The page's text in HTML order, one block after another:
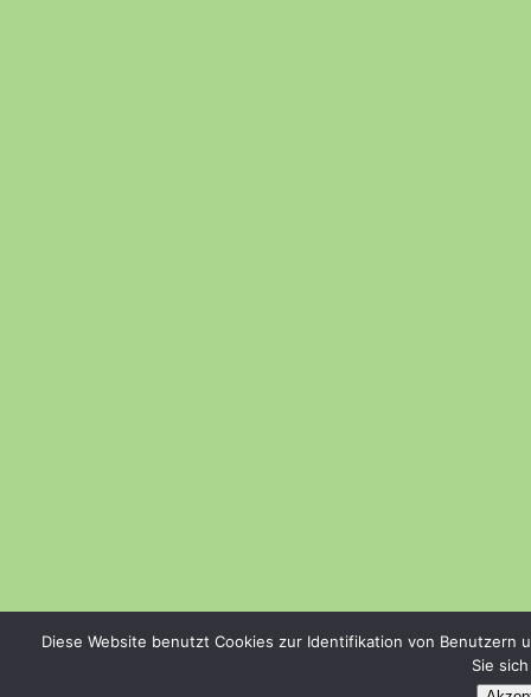
Diese Website benutzt Cookies zur Identifikation von
Sie